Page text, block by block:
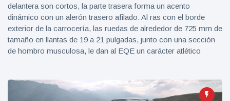
delantera son cortos, la parte trasera forma un acento
dinámico con un alerón trasero afilado. Al ras con el borde
exterior de la carrocería, las ruedas de alrededor de 725 mm de
tamaño en llantas de 19 a 21 pulgadas, junto con una sección
de hombro musculosa, le dan al EQE un carácter atlético